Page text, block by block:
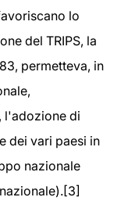
lo
del TRIPS, la
permetteva, in
l'adozione di
dei vari paesi in
nazionale